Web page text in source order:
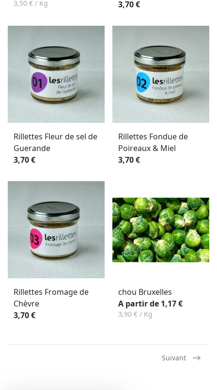
3,50 € / Kg
3,70 €
Rillettes Fleur de sel de
Guerande
3,70 €
Rillettes Fondue de
Poireaux & Miel
3,70 €
Rillettes Fromage de
Chèvre
3,70 €
chou Bruxelles
A partir de 1,17 €
3,90 € / Kg
Suivant